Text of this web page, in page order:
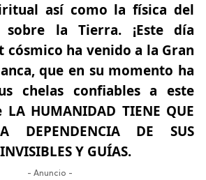
así como la física del
la Tierra. ¡Este día
ha venido a la Gran
que en su momento ha
chelas confiables a este
HUMANIDAD TIENE QUE
DEPENDENCIA DE SUS
Y GUÍAS.
- Anuncio -